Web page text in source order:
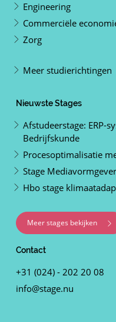
Engineering
Commerciële
Zorg
Meer studierichtingen
Nieuwste Stages
Afstudeerstage: ERP-
Bedrijfskunde
Procesoptimalisatie
Stage
Hbo stage
Meer stages bekijken
Contact
+31 (024) - 202 20 08
info@stage.nu